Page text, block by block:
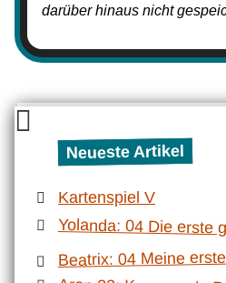
darüber hinaus nicht
Neueste Artikel
Kartenspiel V
Yolanda: 04 Die erste
Beatrix: 04 Meine